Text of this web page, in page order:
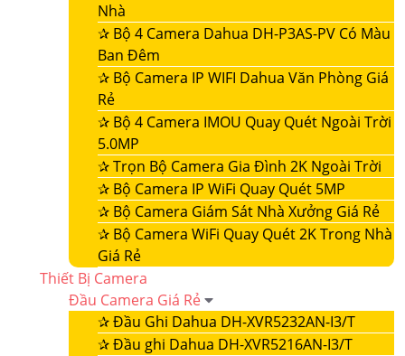
Nhà
✰ Bộ 4 Camera Dahua DH-P3AS-PV Có Màu
Ban Đêm
✰ Bộ Camera IP WIFI Dahua Văn Phòng Giá
Rẻ
✰ Bộ 4 Camera IMOU Quay Quét Ngoài Trời
5.0MP
✰Trọn Bộ Camera Gia Đình 2K Ngoài Trời
✰ Bộ Camera IP WiFi Quay Quét 5MP
✰ Bộ Camera Giám Sát Nhà Xưởng Giá Rẻ
✰ Bộ Camera WiFi Quay Quét 2K Trong Nhà
Giá Rẻ
Thiết Bị Camera
Đầu Camera Giá Rẻ
✰Đầu Ghi Dahua DH-XVR5232AN-I3/T
✰Đầu ghi Dahua DH-XVR5216AN-I3/T